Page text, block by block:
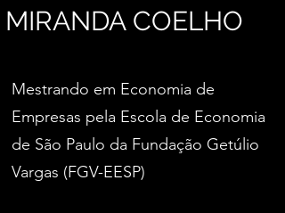
MIRANDA COELHO
Mestrando em Economia de
Empresas pela Escola de Economia
de São Paulo da Fundação Getúlio
Vargas (FGV-EESP)